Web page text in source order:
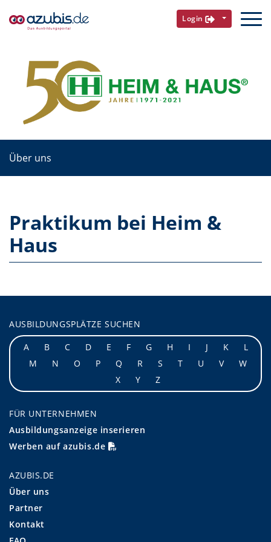
Login
Über uns
Praktikum bei Heim &
Haus
AUSBILDUNGSPLÄTZE SUCHEN
A
B C D E F G H I J K
L
M
N O P Q R S T U V
W
X
Y Z
FÜR UNTERNEHMEN
Ausbildungsanzeige inserieren
Werben auf azubis.de
AZUBIS.DE
Über uns
Partner
Kontakt